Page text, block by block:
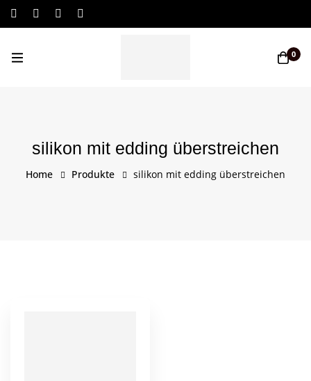
0
silikon mit edding überstreichen
Home Produkte silikon mit edding überstreichen